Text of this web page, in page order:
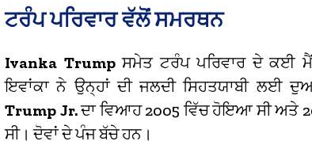
ਟਰੰਪ ਪਰਿਵਾਰ ਵੱਲੋਂ ਸਮਰਥਨ
Ivanka Trumpਸਮੇਤ ਟਰੰਪ ਪਰਿਵਾਰ ਦੇ ਕਈ
ਇਵਾਂਕਾ ਨੇ ਉਨ੍ਹਾਂ ਦੀ ਜਲਦੀ ਸਿਹਤਯਾਬੀ ਲਈ
Trump Jr.ਦਾ ਵਿਆਹ 2005 ਵਿੱਚ ਹੋਇਆ ਸੀ ਅਤੇ
ਸੀ। ਦੋਵਾਂ ਦੇ ਪੰਜ ਬੱਚੇ ਹਨ।